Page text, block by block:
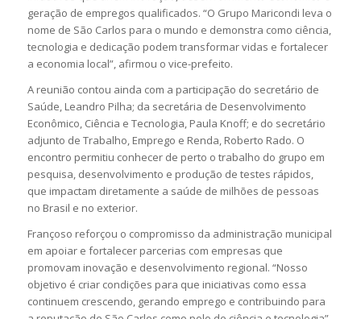
geração de empregos qualificados. “O Grupo Maricondi leva o
nome de São Carlos para o mundo e demonstra como ciência,
tecnologia e dedicação podem transformar vidas e fortalecer
a economia local”, afirmou o vice-prefeito.
A reunião contou ainda com a participação do secretário de
Saúde, Leandro Pilha; da secretária de Desenvolvimento
Econômico, Ciência e Tecnologia, Paula Knoff; e do secretário
adjunto de Trabalho, Emprego e Renda, Roberto Rado. O
encontro permitiu conhecer de perto o trabalho do grupo em
pesquisa, desenvolvimento e produção de testes rápidos,
que impactam diretamente a saúde de milhões de pessoas
no Brasil e no exterior.
Françoso reforçou o compromisso da administração municipal
em apoiar e fortalecer parcerias com empresas que
promovam inovação e desenvolvimento regional. “Nosso
objetivo é criar condições para que iniciativas como essa
continuem crescendo, gerando emprego e contribuindo para